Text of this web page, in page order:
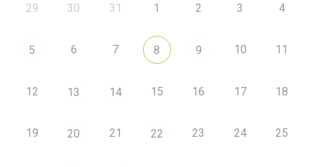
29 30 31 1 2 3 4
5 6 7 8 9 10 11
12 13 14 15 16 17 18
19 20 21 22 23 24 25